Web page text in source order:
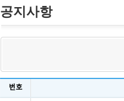
공지사항
번호